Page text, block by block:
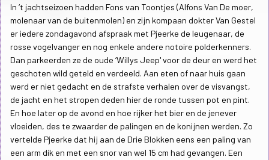
In ‘t jachtseizoen hadden Fons van Toontjes (Alfons Van De moer,
molenaar van de buitenmolen) en zijn kompaan dokter Van Gestel
er iedere zondagavond afspraak met Pjeerke de leugenaar, de
rosse vogelvanger en nog enkele andere notoire polderkenners.
Dan parkeerden ze de oude ‘Willys Jeep' voor de deur en werd het
geschoten wild geteld en verdeeld. Aan eten of naar huis gaan
werd er niet gedacht en de strafste verhalen over de visvangst,
de jacht en het stropen deden hier de ronde tussen pot en pint.
En hoe later op de avond en hoe rijker het bier en de jenever
vloeiden, des te zwaarder de palingen en de konijnen werden. Zo
vertelde Pjeerke dat hij aan de Drie Blokken eens een paling van
een arm dik en met een snor van wel 15 cm had gevangen. Een